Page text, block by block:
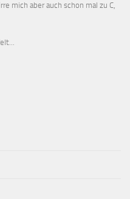
mich aber auch schon mal zu C,